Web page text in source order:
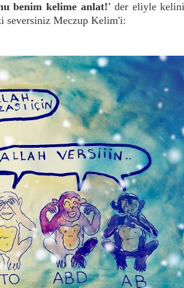
benim kelime anlat!' der eliyle
seversiniz Meczup Kelim'i: